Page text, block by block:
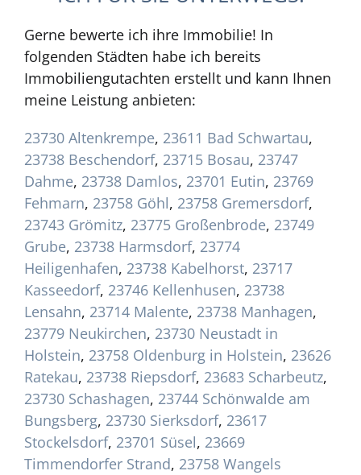
Gerne bewerte ich ihre Immobilie! In
folgenden Städten habe ich bereits
Immobiliengutachten erstellt und kann Ihnen
meine Leistung anbieten:
23730 Altenkrempe, 23611 Bad Schwartau,
23738 Beschendorf, 23715 Bosau, 23747
Dahme, 23738 Damlos, 23701 Eutin, 23769
Fehmarn, 23758 Göhl, 23758 Gremersdorf,
23743 Grömitz, 23775 Großenbrode, 23749
Grube, 23738 Harmsdorf, 23774
Heiligenhafen, 23738 Kabelhorst, 23717
Kasseedorf, 23746 Kellenhusen, 23738
Lensahn, 23714 Malente, 23738 Manhagen,
23779 Neukirchen, 23730 Neustadt in
Holstein, 23758 Oldenburg in Holstein, 23626
Ratekau, 23738 Riepsdorf, 23683 Scharbeutz,
23730 Schashagen, 23744 Schönwalde am
Bungsberg, 23730 Sierksdorf, 23617
Stockelsdorf, 23701 Süsel, 23669
Timmendorfer Strand, 23758 Wangels